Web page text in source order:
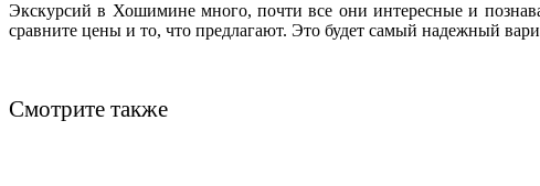
Экскурсий в Хошимине много, почти все они интересные и
сравните цены и то, что предлагают. Это будет самый надежный
Смотрите также